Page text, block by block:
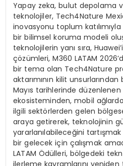
Yapay zeka, bulut depolama
teknolojiler, Tech4Nature
inovasyonu toplum
bir bilimsel koruma modeli
teknolojilerin yanı sıra,
çözümleri, M360 LATAM
bir tema olan Tech4Nature
aktarımının kilit
Mayıs tarihlerinde
ekosisteminden, mobil
ilgili sektörlerden gelen
araya getirerek, teknolojinin
yararlanılabileceğini
bir gelecek için çalışmak
LATAM Ödülleri, bölgedeki